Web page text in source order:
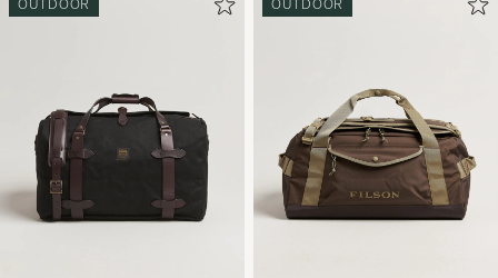
OUTDOOR OUTDOOR